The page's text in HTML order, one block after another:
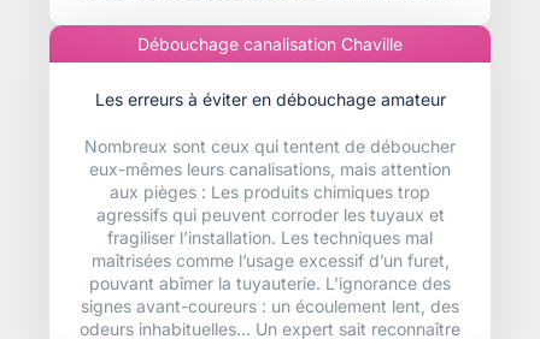
Débouchage canalisation Chaville
Les erreurs à éviter en débouchage amateur
Nombreux sont ceux qui tentent de déboucher
eux-mêmes leurs canalisations, mais attention
aux pièges : Les produits chimiques trop
agressifs qui peuvent corroder les tuyaux et
fragiliser l’installation. Les techniques mal
maîtrisées comme l’usage excessif d’un furet,
pouvant abîmer la tuyauterie. L’ignorance des
signes avant-coureurs : un écoulement lent, des
odeurs inhabituelles… Un expert sait reconnaître